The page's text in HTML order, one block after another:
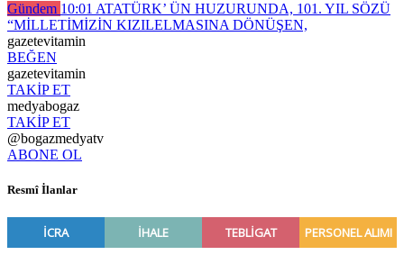
Gündem 10:01 ATATÜRK’ ÜN HUZURUNDA, 101. YIL SÖZÜ
“MİLLETİMİZİN KIZILELMASINA DÖNÜŞEN,
gazetevitamin
BEĞEN
gazetevitamin
TAKİP ET
medyabogaz
TAKİP ET
@bogazmedyatv
ABONE OL
Resmî İlanlar